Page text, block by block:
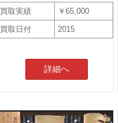
買取実績
￥65,000
買取日付
2015
詳細へ